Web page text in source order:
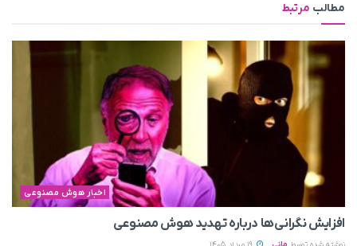
مطالب مرتبط
اخبار هوش مصنوعی
افزایش نگرانی‌ها درباره تهدید هوش مصنوعی